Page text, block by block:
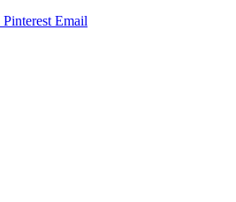
Pinterest Email